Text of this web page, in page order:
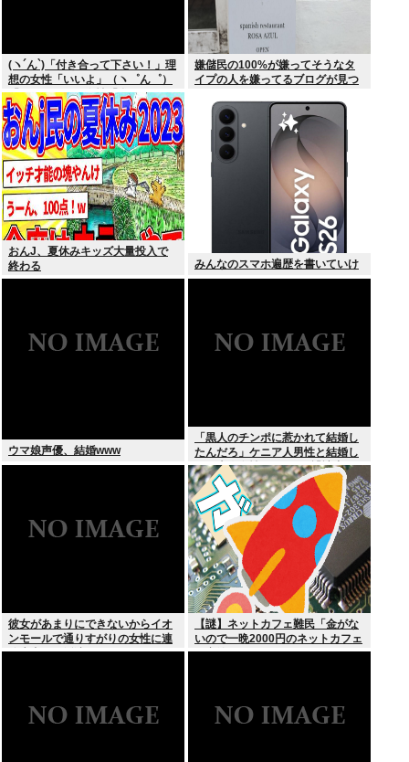
(ヽ´ん`)「付き合って下さい！」理
想の女性「いいよ」（ヽ゜ん゜）
「ほんと！？」女性「私のうんち
食べたらね」
嫌儲民の100%が嫌ってそうなタ
イプの人を嫌ってるブログが見つ
おんJ、夏休みキッズ大量投入で
終わる
みんなのスマホ遍歴を書いていけ
ウマ娘声優、結婚www
「黒人のチンポに惹かれて結婚し
たんだろ」ケニア人男性と結婚し
た日本人女性（31）に”誹謗中
傷”殺到
彼女があまりにできないからイオ
ンモールで通りすがりの女性に連
絡先書いた紙渡すよ
【謎】ネットカフェ難民「金がな
いので一晩2000円のネットカフェ
に寝泊まりしてます…」←これ